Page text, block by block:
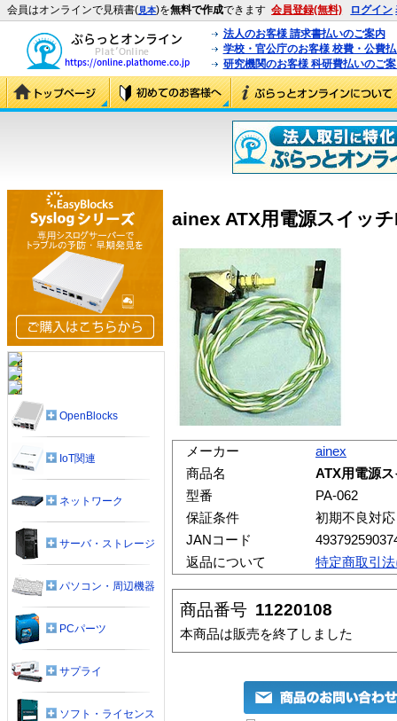
会員はオンラインで見積書(見本)を無料で作成できます 会員登録(無料) ログイン
法人のお客様 請求書払いのご案内
学校・官公庁のお客様 校費・公費
研究機関のお客様 科研費払いのご
ainex ATX用電源スイッ
メーカー
ainex
商品名
ATX用電源
型番
PA-062
保証条件
初期不良対
JANコード
返品について
特定商取引
商品番号 11220108
本商品は販売を終了しました
OpenBlocks
IoT関連
ネットワーク
サーバ・ストレージ
パソコン・周辺機器
PCパーツ
サプライ
ソフト・ライセンス